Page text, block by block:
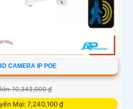
CAMERA IP POE
10,343,000 ₫
Mại: 7,240,100 ₫